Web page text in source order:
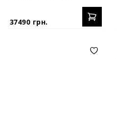
37490 грн.